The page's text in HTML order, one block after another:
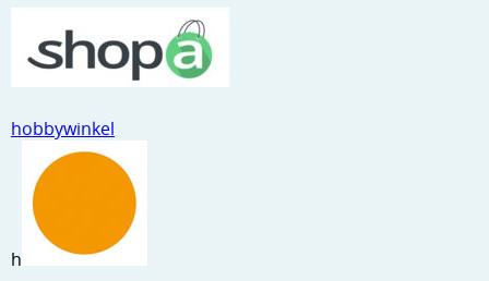
Speciaal papier
Stempels en zo
Template, mask, stencils, grids
Wat nog, een creatief kijkje
hobbywinkel
h